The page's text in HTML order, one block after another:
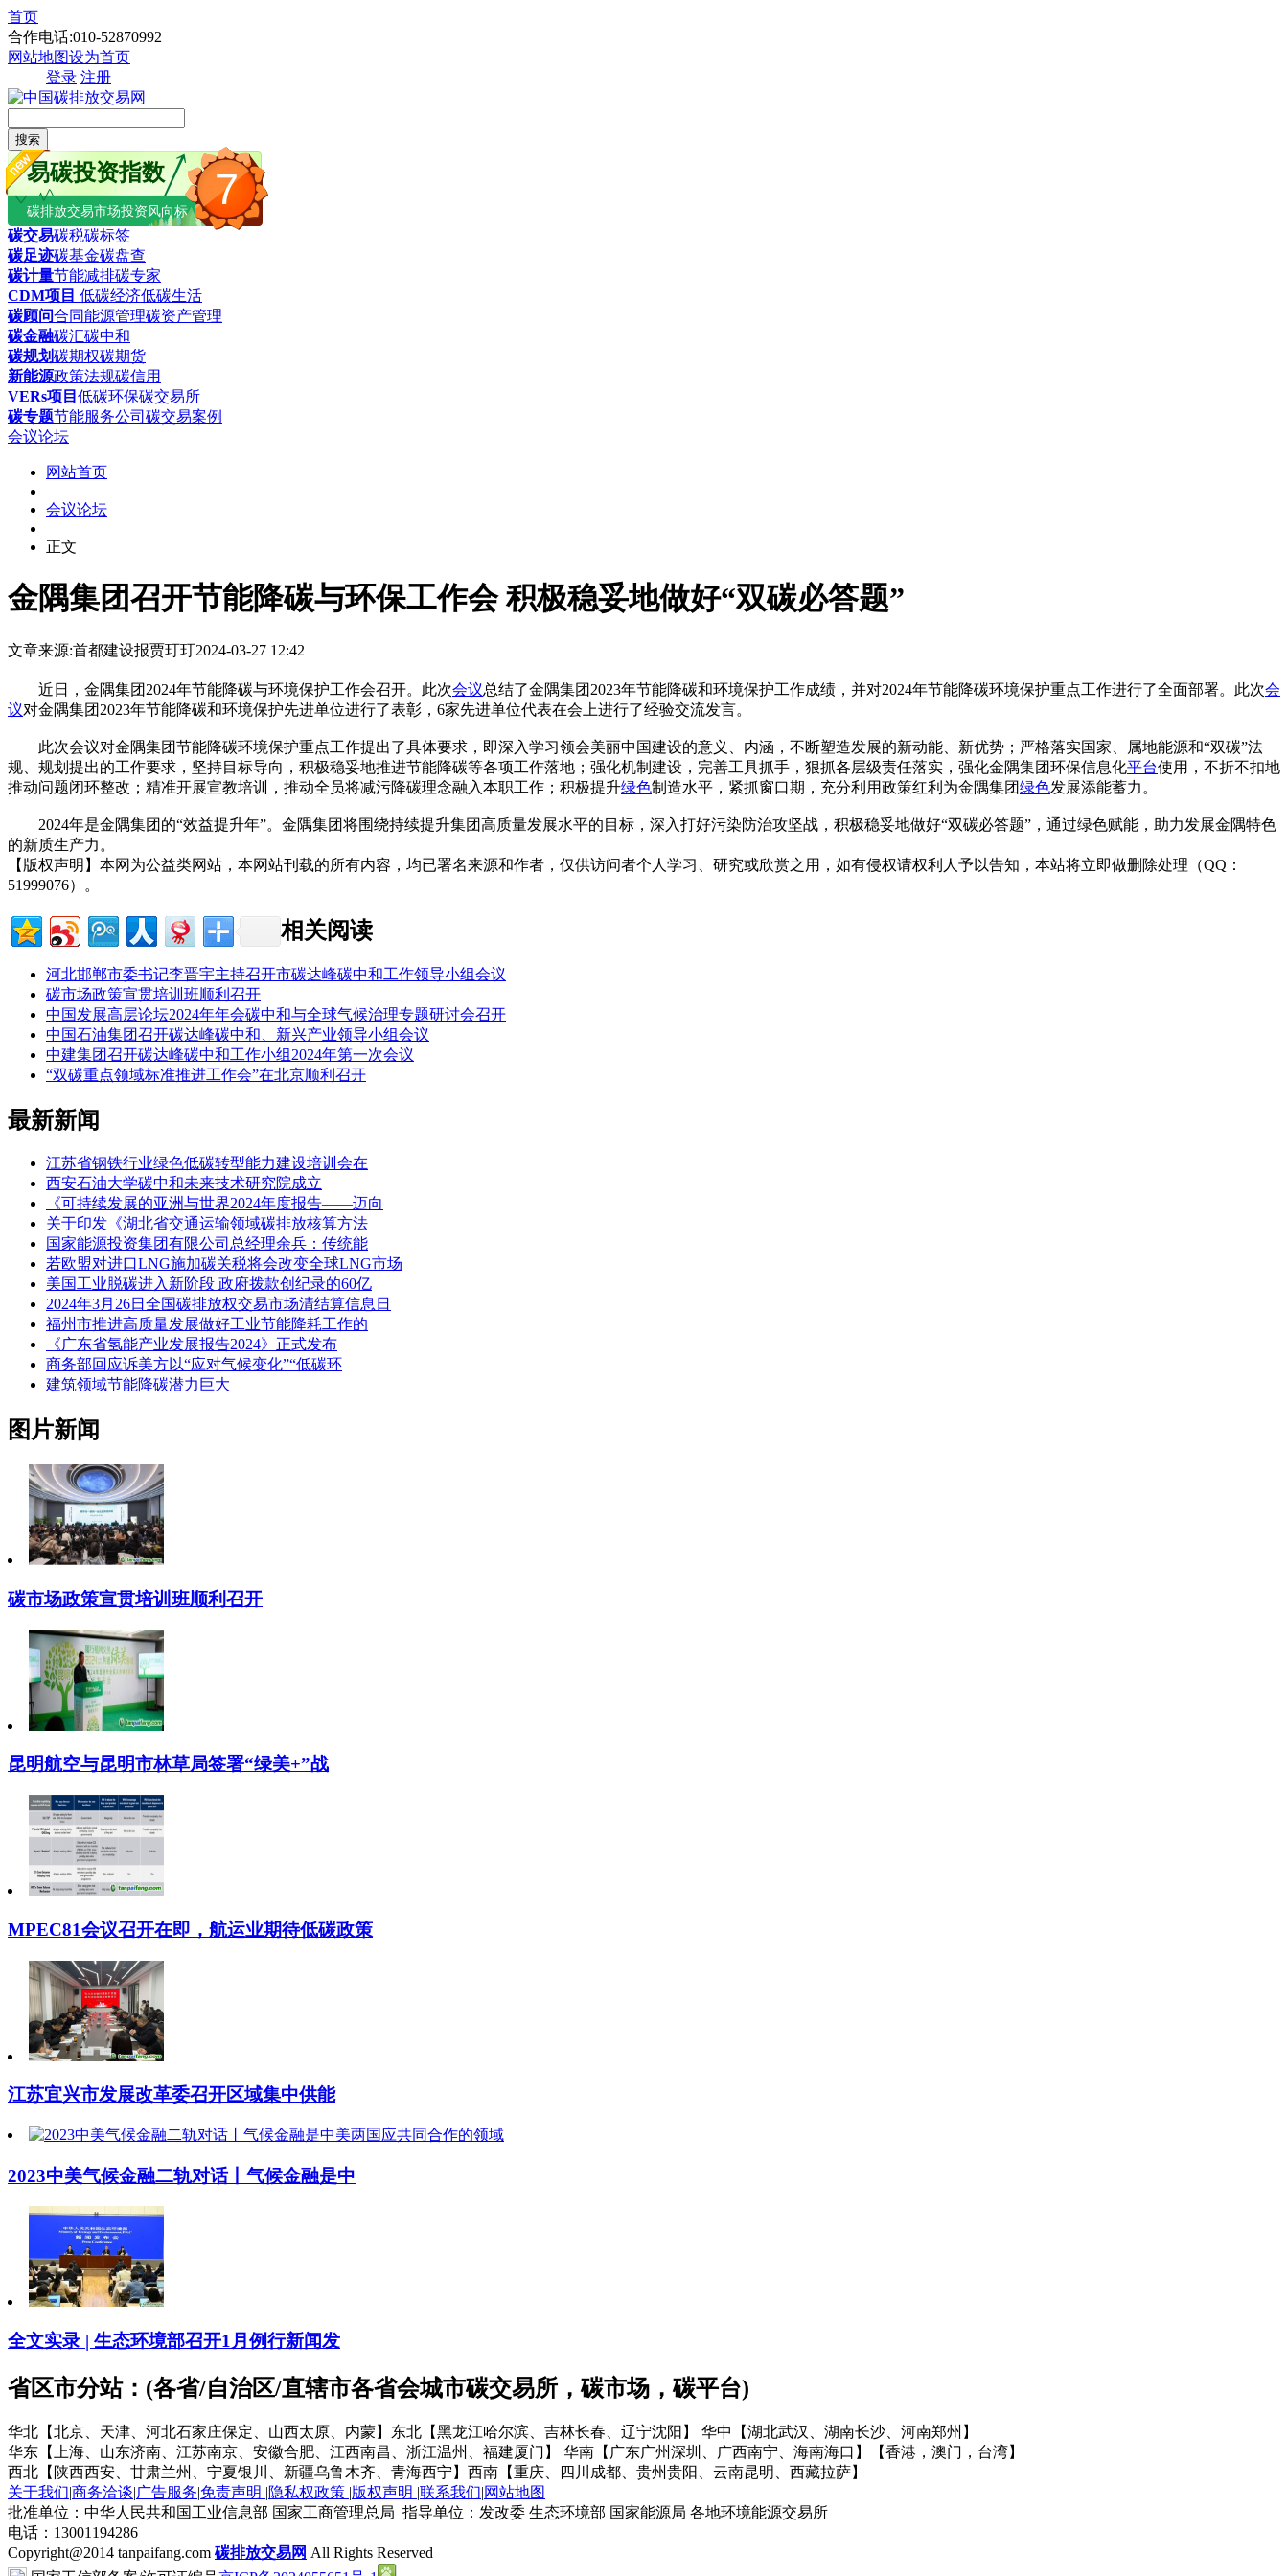
首页
合作电话:010-52870992
网站地图设为首页
登录 注册
搜索
7
易碳投资指数
碳排放交易市场投资风向标
碳交易碳税碳标签
碳足迹碳基金碳盘查
碳计量节能减排碳专家
CDM项目 低碳经济低碳生活
碳顾问合同能源管理碳资产管理
碳金融碳汇碳中和
碳规划碳期权碳期货
新能源政策法规碳信用
VERs项目 低碳环保碳交易所
碳专题节能服务公司 碳交易案例
会议论坛
网站首页
会议论坛
正文
金隅集团召开节能降碳与环保工作会 积极稳妥地做好“双碳必答题”
文章来源:首都建设报贾玎玎2024-03-27 12:42
近日，金隅集团2024年节能降碳与环境保护工作会召开。此次会议总结了金隅集团2023年节能降碳和环境保护工作成绩，并对2024年节能降碳环境保护重点工作进行了全面部署。此次会
议对金隅集团2023年节能降碳和环境保护先进单位进行了表彰，6家先进单位代表在会上进行了经验交流发言。
此次会议对金隅集团节能降碳环境保护重点工作提出了具体要求，即深入学习领会美丽中国建设的意义、内涵，不断塑造发展的新动能、新优势；严格落实国家、属地能源和“双碳”法
规、规划提出的工作要求，坚持目标导向，积极稳妥地推进节能降碳等各项工作落地；强化机制建设，完善工具抓手，狠抓各层级责任落实，强化金隅集团环保信息化平台使用，不折不扣地
推动问题闭环整改；精准开展宣教培训，推动全员将减污降碳理念融入本职工作；积极提升绿色制造水平，紧抓窗口期，充分利用政策红利为金隅集团绿色发展添能蓄力。
2024年是金隅集团的“效益提升年”。金隅集团将围绕持续提升集团高质量发展水平的目标，深入打好污染防治攻坚战，积极稳妥地做好“双碳必答题”，通过绿色赋能，助力发展金隅特色
的新质生产力。
【版权声明】本网为公益类网站，本网站刊载的所有内容，均已署名来源和作者，仅供访问者个人学习、研究或欣赏之用，如有侵权请权利人予以告知，本站将立即做删除处理（QQ：
51999076）。
相关阅读
河北邯郸市委书记李晋宇主持召开市碳达峰碳中和工作领导小组会议
碳市场政策宣贯培训班顺利召开
中国发展高层论坛2024年年会碳中和与全球气候治理专题研讨会召开
中国石油集团召开碳达峰碳中和、新兴产业领导小组会议
中建集团召开碳达峰碳中和工作小组2024年第一次会议
“双碳重点领域标准推进工作会”在北京顺利召开
最新新闻
江苏省钢铁行业绿色低碳转型能力建设培训会在
西安石油大学碳中和未来技术研究院成立
《可持续发展的亚洲与世界2024年度报告——迈向
关于印发《湖北省交通运输领域碳排放核算方法
国家能源投资集团有限公司总经理余兵：传统能
若欧盟对进口LNG施加碳关税将会改变全球LNG市场
美国工业脱碳进入新阶段 政府拨款创纪录的60亿
2024年3月26日全国碳排放权交易市场清结算信息日
福州市推进高质量发展做好工业节能降耗工作的
《广东省氢能产业发展报告2024》正式发布
商务部回应诉美方以“应对气候变化”“低碳环
建筑领域节能降碳潜力巨大
图片新闻
碳市场政策宣贯培训班顺利召开
昆明航空与昆明市林草局签署“绿美+”战
MPEC81会议召开在即，航运业期待低碳政策
江苏宜兴市发展改革委召开区域集中供能
2023中美气候金融二轨对话丨气候金融是中
全文实录 | 生态环境部召开1月例行新闻发
省区市分站：(各省/自治区/直辖市各省会城市碳交易所，碳市场，碳平台)
华北【北京、天津、河北石家庄保定、山西太原、内蒙】 东北【黑龙江哈尔滨、吉林长春、辽宁沈阳】
华中【湖北武汉、湖南长沙、河南郑州】
华东【上海、山东济南、江苏南京、安徽合肥、江西南昌、浙江温州、福建厦门】
华南【广东广州深圳、广西南宁、海南海口】
【香港，澳门，台湾】
西北【陕西西安、甘肃兰州、宁夏银川、新疆乌鲁木齐、青海西宁】 西南【重庆、四川成都、贵州贵阳、云南昆明、西藏拉萨】
关于我们|商务洽谈|广告服务|免责声明 |隐私权政策 |版权声明 |联系我们|网站地图
批准单位：中华人民共和国工业信息部 国家工商管理总局 指导单位：发改委 生态环境部 国家能源局 各地环境能源交易所
电话：13001194286
Copyright@2014 tanpaifang.com 碳排放交易网 All Rights Reserved